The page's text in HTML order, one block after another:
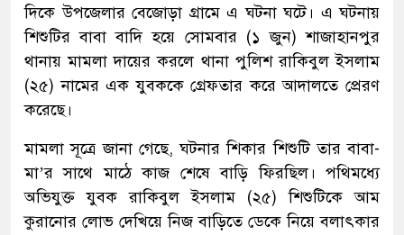
দিকে উপজেলার বেজোড়া গ্রামে এ ঘটনা ঘটে। এ ঘটনায়
শিশুটির বাবা বাদি হয়ে সোমবার (১ জুন) শাজাহানপুর
থানায় মামলা দায়ের করলে থানা পুলিশ রাকিবুল ইসলাম
(২৫) নামের এক যুবককে গ্রেফতার করে আদালতে প্রেরণ
করেছে।
মামলা সূত্রে জানা গেছে, ঘটনার শিকার শিশুটি তার বাবা-
মা’র সাথে মাঠে কাজ শেষে বাড়ি ফিরছিল। পথিমধ্যে
অভিযুক্ত যুবক রাকিবুল ইসলাম (২৫) শিশুটিকে আম
কুরানোর লোভ দেখিয়ে নিজ বাড়িতে ডেকে নিয়ে বলাৎকার